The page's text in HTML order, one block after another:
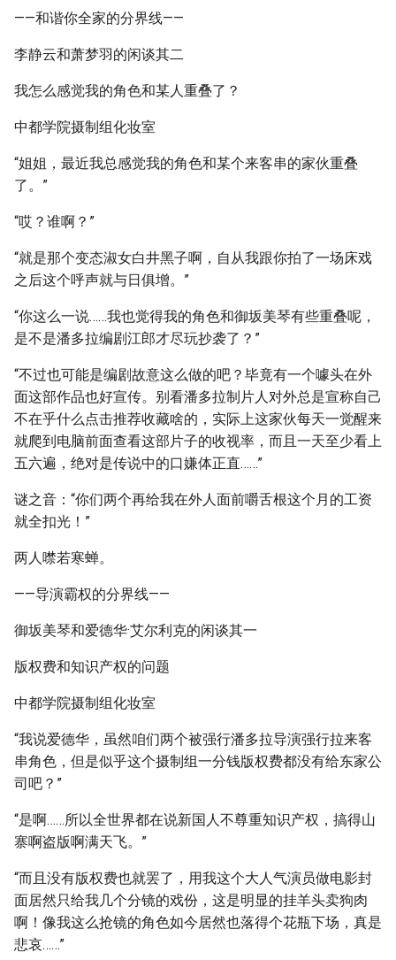
——和谐你全家的分界线——
李静云和萧梦羽的闲谈其二
我怎么感觉我的角色和某人重叠了？
中都学院摄制组化妆室
“姐姐，最近我总感觉我的角色和某个来客串的家伙重叠
了。”
“哎？谁啊？”
“就是那个变态淑女白井黑子啊，自从我跟你拍了一场床戏
之后这个呼声就与日俱增。”
“你这么一说……我也觉得我的角色和御坂美琴有些重叠呢，
是不是潘多拉编剧江郎才尽玩抄袭了？”
“不过也可能是编剧故意这么做的吧？毕竟有一个噱头在外
面这部作品也好宣传。别看潘多拉制片人对外总是宣称自己
不在乎什么点击推荐收藏啥的，实际上这家伙每天一觉醒来
就爬到电脑前面查看这部片子的收视率，而且一天至少看上
五六遍，绝对是传说中的口嫌体正直……”
谜之音：“你们两个再给我在外人面前嚼舌根这个月的工资
就全扣光！”
两人噤若寒蝉。
——导演霸权的分界线——
御坂美琴和爱德华·艾尔利克的闲谈其一
版权费和知识产权的问题
中都学院摄制组化妆室
“我说爱德华，虽然咱们两个被强行潘多拉导演强行拉来客
串角色，但是似乎这个摄制组一分钱版权费都没有给东家公
司吧？”
“是啊……所以全世界都在说新国人不尊重知识产权，搞得山
寨啊盗版啊满天飞。”
“而且没有版权费也就罢了，用我这个大人气演员做电影封
面居然只给我几个分镜的戏份，这是明显的挂羊头卖狗肉
啊！像我这么抢镜的角色如今居然也落得个花瓶下场，真是
悲哀……”